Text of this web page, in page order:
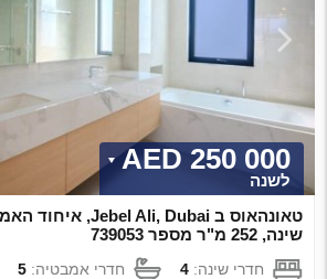
250 000 AED
לשנה
שינה, 252 מ"ר מספר 739053
חדרי שינה:4 חדרי אמבטיה:5